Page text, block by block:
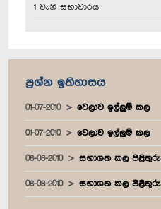
1 වැනි සභාවාරය
ප්‍රශ්න ඉතිහාසය
01-07-2010 වෙලාව ඉල්ලුම් කල
01-07-2010 වෙලාව ඉල්ලුම් කල
06-08-2010 සභාගත කල පිළිතුරු
06-08-2010 සභාගත කල පිළිතුරු